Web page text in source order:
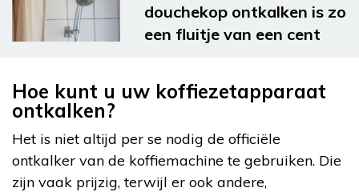
douchekop ontkalken is zo
een fluitje van een cent
Hoe kunt u uw koffiezetapparaat
ontkalken?
Het is niet altijd per se nodig de officiële
ontkalker van de koffiemachine te gebruiken. Die
zijn vaak prijzig, terwijl er ook andere,